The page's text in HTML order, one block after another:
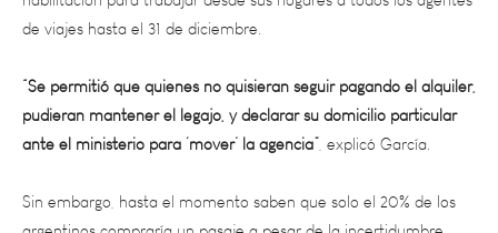
“Se permitió que quienes no quisieran seguir pagando el alquiler,
pudieran mantener el legajo, y declarar su domicilio particular
ante el ministerio para ‘mover’ la agencia”, explicó García.
Sin embargo, hasta el momento saben que solo el 20% de los
argentinos compraría un pasaje a pesar de la incertidumbre